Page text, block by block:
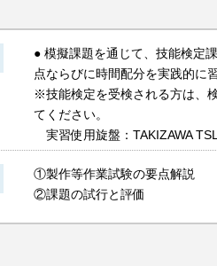
● 模擬課題を通じて、技能検定
点ならびに時間配分を実践的に
※技能検定を受検される方は、
てください。
実習使用旋盤：TAKIZAWA
①製作等作業試験の要点解説
②課題の試行と評価